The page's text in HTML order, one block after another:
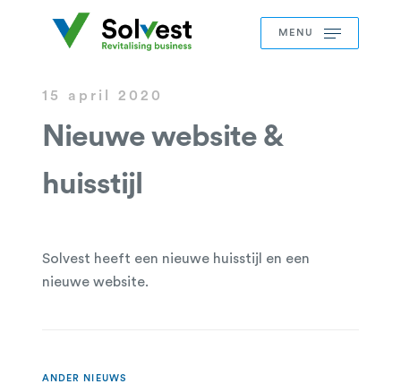
MENU
15 april 2020
Nieuwe website &
huisstijl
Solvest heeft een nieuwe huisstijl en een
nieuwe website.
ANDER NIEUWS